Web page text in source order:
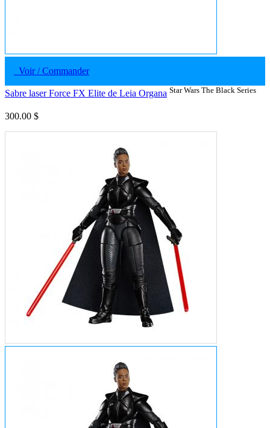
Voir / Commander
Sabre laser Force FX Elite de Leia Organa Star Wars The Black Series
300.00 $